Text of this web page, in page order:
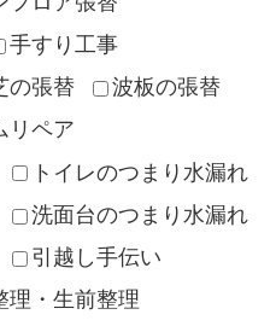
手すり工事
の張替
波板の張替
リペア
トイレのつまり水漏れ
洗面台のつまり水漏れ
引越し手伝い
理・生前整理